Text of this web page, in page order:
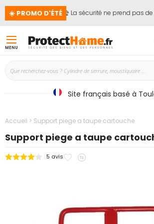
☀️ PROMO D'ÉTÉ🏖️ La sécurité ne prend pas de
MENU
Site français basé à
Accueil Support piege a taupe cartouche
Support piege a taupe
5 avis
Ajouter